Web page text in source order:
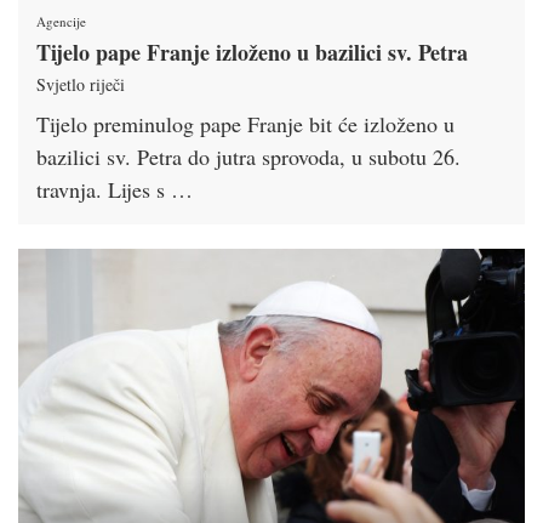
Agencije
Tijelo pape Franje izloženo u bazilici sv. Petra
Svjetlo riječi
Tijelo preminulog pape Franje bit će izloženo u
bazilici sv. Petra do jutra sprovoda, u subotu 26.
travnja. Lijes s …